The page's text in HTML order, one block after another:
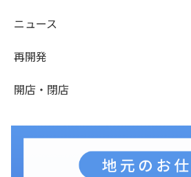
ニュース
再開発
開店・閉店